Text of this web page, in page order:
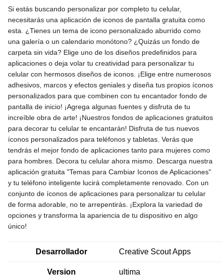
Si estás buscando personalizar por completo tu celular,
necesitarás una aplicación de iconos de pantalla gratuita como
esta. ¿Tienes un tema de icono personalizado aburrido como
una galería o un calendario monótono? ¿Quizás un fondo de
carpeta sin vida? Elige uno de los diseños predefinidos para
aplicaciones o deja volar tu creatividad para personalizar tu
celular con hermosos diseños de iconos. ¡Elige entre numerosos
adhesivos, marcos y efectos geniales y diseña tus propios íconos
personalizados para que combinen con tu encantador fondo de
pantalla de inicio! ¡Agrega algunas fuentes y disfruta de tu
increíble obra de arte! ¡Nuestros fondos de aplicaciones gratuitos
para decorar tu celular te encantarán! Disfruta de tus nuevos
íconos personalizados para teléfonos y tabletas. Verás que
tendrás el mejor fondo de aplicaciones tanto para mujeres como
para hombres. Decora tu celular ahora mismo. Descarga nuestra
aplicación gratuita "Temas para Cambiar Iconos de Aplicaciones"
y tu teléfono inteligente lucirá completamente renovado. Con un
conjunto de íconos de aplicaciones para personalizar tu celular
de forma adorable, no te arrepentirás. ¡Explora la variedad de
opciones y transforma la apariencia de tu dispositivo en algo
único!
Desarrollador Creative Scout Apps
Version ultima